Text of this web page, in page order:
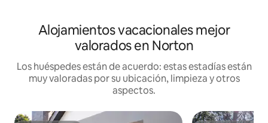
Alojamientos vacacionales mejor
valorados en Norton
Los huéspedes están de acuerdo: estas estadías están
muy valoradas por su ubicación, limpieza y otros
aspectos.